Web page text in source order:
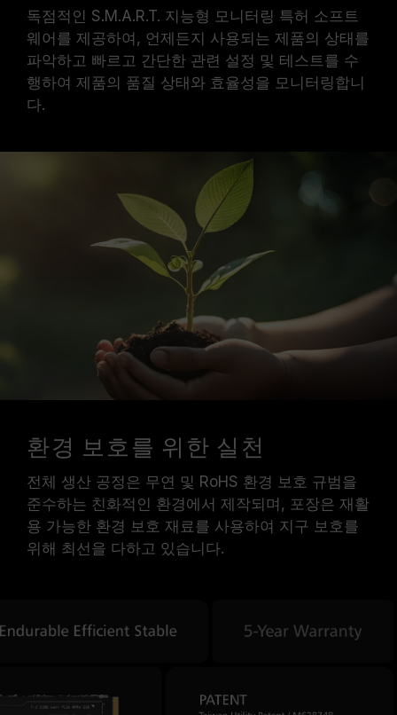
독점적인 S.M.A.R.T. 지능형 모니터링 특허 소프트
웨어를 제공하여, 언제든지 사용되는 제품의 상태를
파악하고 빠르고 간단한 관련 설정 및 테스트를 수
행하여 제품의 품질 상태와 효율성을 모니터링합니
다.
환경 보호를 위한 실천
전체 생산 공정은 무연 및 RoHS 환경 보호 규범을
준수하는 친화적인 환경에서 제작되며, 포장은 재활
용 가능한 환경 보호 재료를 사용하여 지구 보호를
위해 최선을 다하고 있습니다.